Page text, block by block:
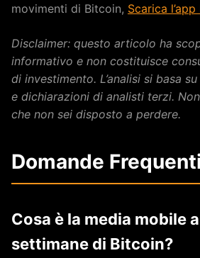
movimenti di Bitcoin, Scarica
Disclaimer: questo articolo ha
informativo e non costituisce
di investimento. L’analisi si basa
e dichiarazioni di analisti terzi.
che non sei disposto a perdere.
Domande Frequenti
Cosa è la media mobile
settimane di Bitcoin?